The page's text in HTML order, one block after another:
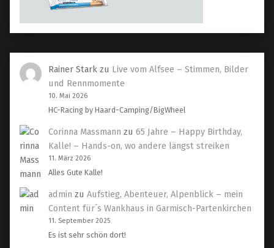
Rainer Stark zu Live vom Alfsee – Stimmen, Bilder
und Rennmomente
10. Mai 2026
HC-Racing by Haard-Camping/BigWheel
Corinna Massmann zu65 Jahre – Happy Birthday,
Kalle! – Hands-on, wo andere längst streiken
11. März 2026
Alles Gute Kalle!
admin zuAufstieg, Abenteuer, Alpenblick – mein
Content für´s Wankhaus in Garmisch-Partenkirchen
11. September 2025
Es ist sehr schön dort!